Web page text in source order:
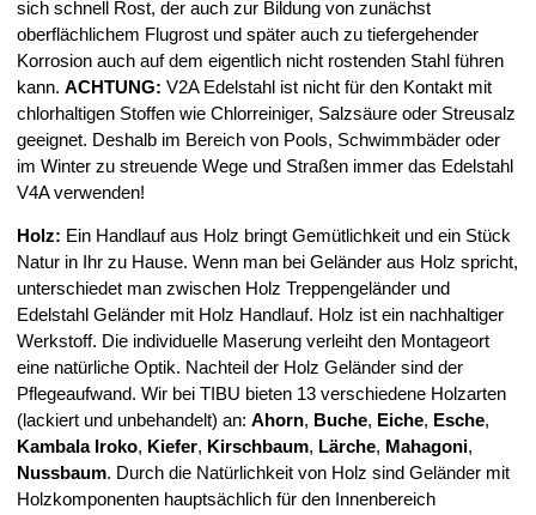
sich schnell Rost, der auch zur Bildung von zunächst
oberflächlichem Flugrost und später auch zu tiefergehender
Korrosion auch auf dem eigentlich nicht rostenden Stahl führen
kann. ACHTUNG: V2A Edelstahl ist nicht für den Kontakt mit
chlorhaltigen Stoffen wie Chlorreiniger, Salzsäure oder Streusalz
geeignet. Deshalb im Bereich von Pools, Schwimmbäder oder
im Winter zu streuende Wege und Straßen immer das Edelstahl
V4A verwenden!
Holz: Ein Handlauf aus Holz bringt Gemütlichkeit und ein Stück
Natur in Ihr zu Hause. Wenn man bei Geländer aus Holz spricht,
unterschiedet man zwischen Holz Treppengeländer und
Edelstahl Geländer mit Holz Handlauf. Holz ist ein nachhaltiger
Werkstoff. Die individuelle Maserung verleiht den Montageort
eine natürliche Optik. Nachteil der Holz Geländer sind der
Pflegeaufwand. Wir bei TIBU bieten 13 verschiedene Holzarten
(lackiert und unbehandelt) an: Ahorn, Buche, Eiche, Esche,
Kambala Iroko, Kiefer, Kirschbaum, Lärche, Mahagoni,
Nussbaum. Durch die Natürlichkeit von Holz sind Geländer mit
Holzkomponenten hauptsächlich für den Innenbereich